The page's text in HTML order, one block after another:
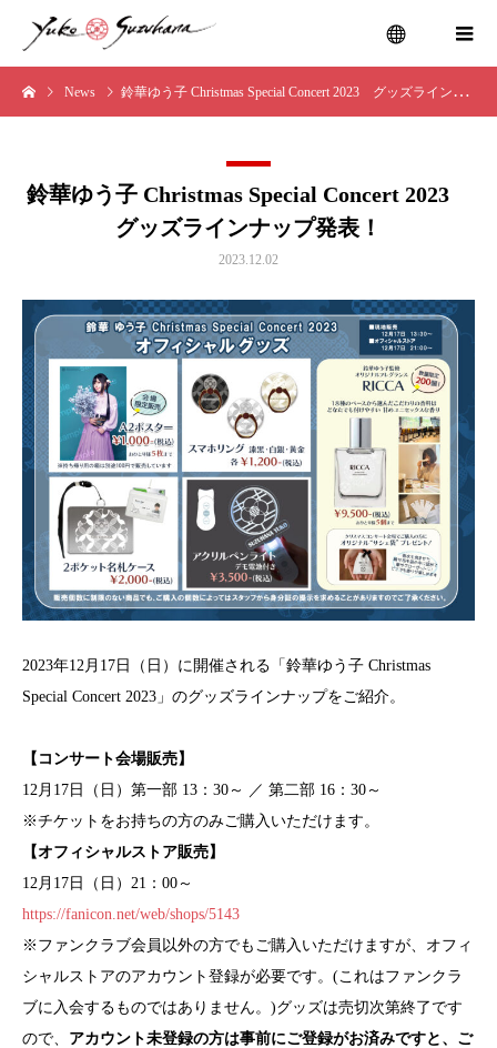
menu
News 鈴華ゆう子 Christmas Special Concert 2023 グッズラインナップ発表！
鈴華ゆう子 Christmas Special Concert 2023
グッズラインナップ発表！
2023.12.02
2023年12月17日（日）に開催される「鈴華ゆう子 Christmas
Special Concert 2023」のグッズラインナップをご紹介。
【コンサート会場販売】
12月17日（日）第一部 13：30～ ／ 第二部 16：30～
※チケットをお持ちの方のみご購入いただけます。
【オフィシャルストア販売】
12月17日（日）21：00～
https://fanicon.net/web/shops/5143
※ファンクラブ会員以外の方でもご購入いただけますが、オフィ
シャルストアのアカウント登録が必要です。(これはファンクラ
ブに入会するものではありません。)グッズは売切次第終了です
ので、 アカウント未登録の方は事前にご登録がお済みですと、ご